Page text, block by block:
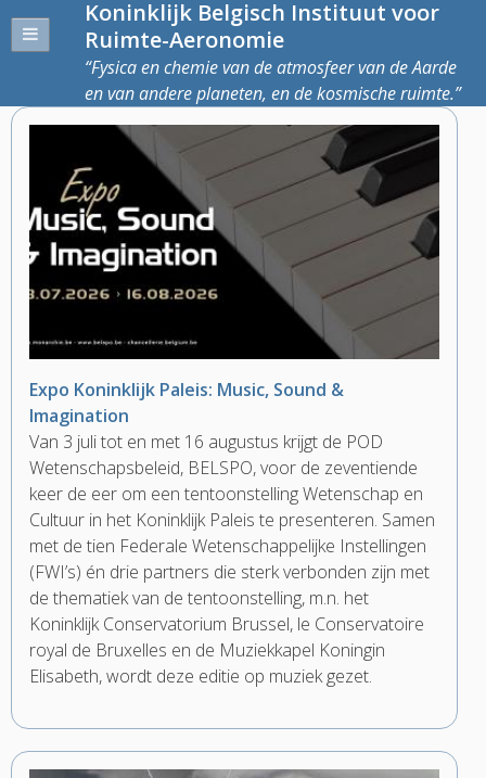
Koninklijk Belgisch Instituut voor
Ruimte-Aeronomie
Fysica en chemie van de atmosfeer van de Aarde
en van andere planeten, en de kosmische ruimte.
Expo Koninklijk Paleis: Music, Sound &
Imagination
Van 3 juli tot en met 16 augustus krijgt de POD
Wetenschapsbeleid, BELSPO, voor de zeventiende
keer de eer om een tentoonstelling Wetenschap en
Cultuur in het Koninklijk Paleis te presenteren. Samen
met de tien Federale Wetenschappelijke Instellingen
(FWI’s) én drie partners die sterk verbonden zijn met
de thematiek van de tentoonstelling, m.n. het
Koninklijk Conservatorium Brussel, le Conservatoire
royal de Bruxelles en de Muziekkapel Koningin
Elisabeth, wordt deze editie op muziek gezet.